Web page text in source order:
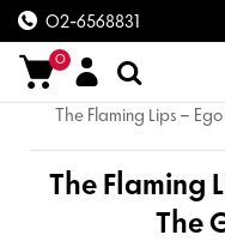
02-6568831
0
The Flaming Lips –
The Flaming
The